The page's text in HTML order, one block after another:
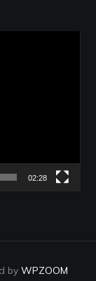
02:28
by WPZOOM